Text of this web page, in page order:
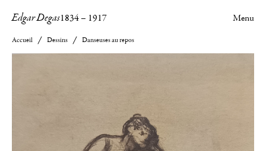
Edgar Degas1834– 1917 Menu
Accueil Dessins Danseuses au repos